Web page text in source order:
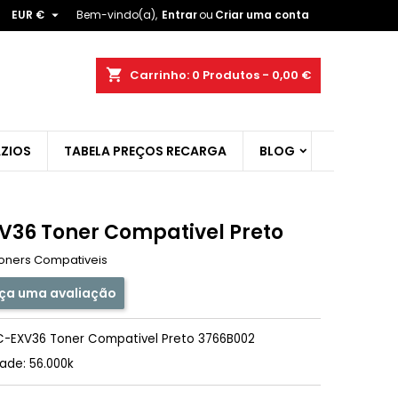
Bem-vindo(a), Entrarou Criar uma conta
EUR € 
shopping_cart Carrinho: 0 Produtos - 0,00 €
TABELA PREÇOS RECARGA BLOG
Toner Compativel Preto
Compativeis
uma avaliação
EXV36 Toner Compativel Preto 3766B002
56.000k